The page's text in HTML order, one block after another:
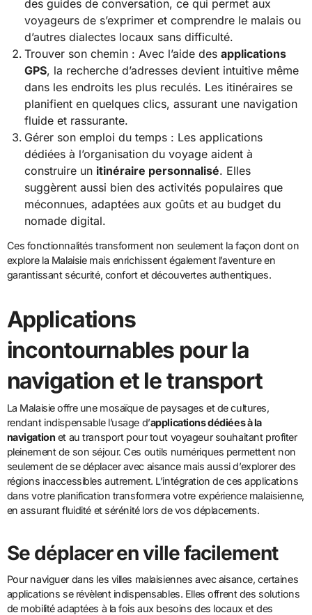
des guides de conversation, ce qui permet aux
voyageurs de s’exprimer et comprendre le malais ou
d’autres dialectes locaux sans difficulté.
Trouver son chemin : Avec l’aide desapplications
GPS, la recherche d’adresses devient intuitive même
dans les endroits les plus reculés. Les itinéraires se
planifient en quelques clics, assurant une navigation
fluide et rassurante.
Gérer son emploi du temps : Les applications
dédiées à l’organisation du voyage aident à
construire un itinéraire personnalisé. Elles
suggèrent aussi bien des activités populaires que
méconnues, adaptées aux goûts et au budget du
nomade digital.
Ces fonctionnalités transforment non seulement la façon dont on
explore la Malaisie mais enrichissent également l’aventure en
garantissant sécurité, confort et découvertes authentiques.
Applications
incontournables pour la
navigation et le transport
La Malaisie offre une mosaïque de paysages et de cultures,
rendant indispensable l’usage d’applications dédiées à la
navigation et au transport pour tout voyageur souhaitant profiter
pleinement de son séjour. Ces outils numériques permettent non
seulement de se déplacer avec aisance mais aussi d’explorer des
régions inaccessibles autrement. L’intégration de ces applications
dans votre planification transformera votre expérience malaisienne,
en assurant fluidité et sérénité lors de vos déplacements.
Se déplacer en ville facilement
Pour naviguer dans les villes malaisiennes avec aisance, certaines
applications se révèlent indispensables. Elles offrent des solutions
de mobilité adaptées à la fois aux besoins des locaux et des